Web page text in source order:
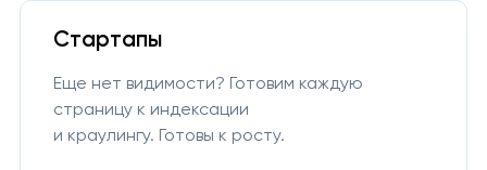
Стартапы
Еще нет видимости? Готовим каждую
страницу к индексации
и краулингу. Готовы к росту.